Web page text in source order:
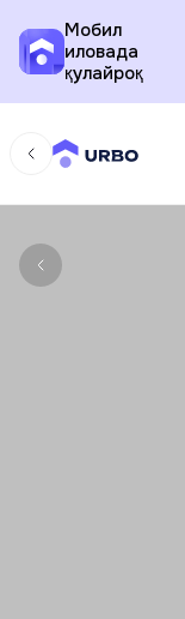
Мобил
иловада
қулайроқ